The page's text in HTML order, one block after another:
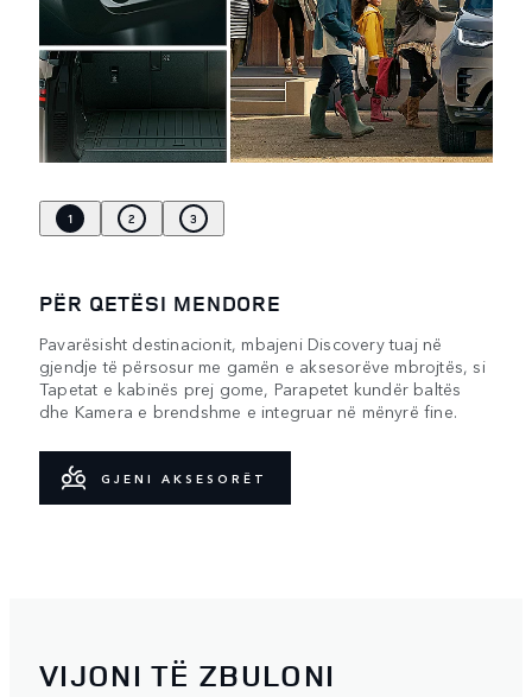
1 2 3
PËR QETËSI MENDORE
Pavarësisht destinacionit, mbajeni Discovery tuaj në
gjendje të përsosur me gamën e aksesorëve mbrojtës, si
Tapetat e kabinës prej gome, Parapetet kundër baltës
dhe Kamera e brendshme e integruar në mënyrë fine.
GJENI AKSESORËT
VIJONI TË ZBULONI